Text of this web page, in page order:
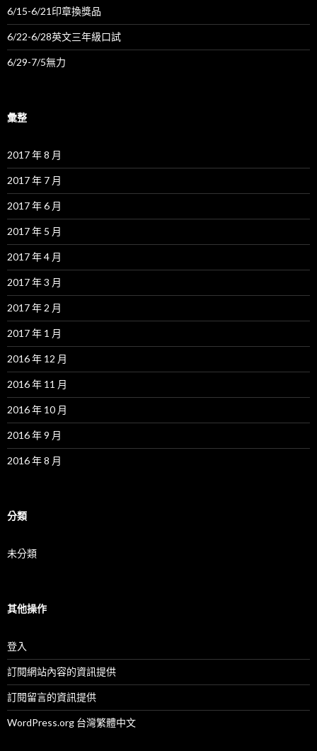
6/15-6/21印章換獎品
6/22-6/28英文三年級口試
6/29-7/5無力
彙整
2017 年 8 月
2017 年 7 月
2017 年 6 月
2017 年 5 月
2017 年 4 月
2017 年 3 月
2017 年 2 月
2017 年 1 月
2016 年 12 月
2016 年 11 月
2016 年 10 月
2016 年 9 月
2016 年 8 月
分類
未分類
其他操作
登入
訂閱網站內容的資訊提供
訂閱留言的資訊提供
WordPress.org 台灣繁體中文